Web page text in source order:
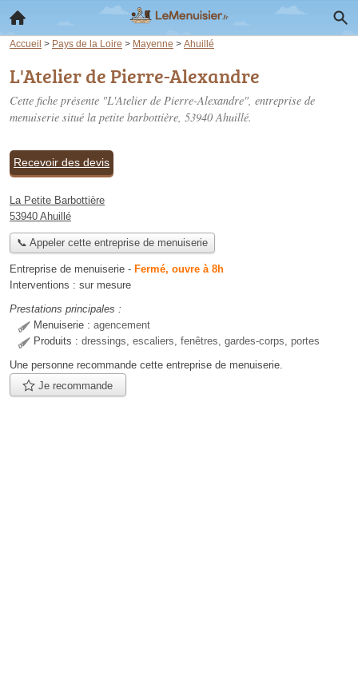
Accueil > Pays de la Loire > Mayenne > Ahuillé
L'Atelier de Pierre-Alexandre
Cette fiche présente "L'Atelier de Pierre-Alexandre", entreprise de
menuiserie situé la petite barbottière, 53940 Ahuillé.
Recevoir des devis
La Petite Barbottière
53940 Ahuillé
📞 Appeler cette entreprise de menuiserie
Entreprise de menuiserie - Fermé, ouvre à 8h
Interventions : sur mesure
Prestations principales :
Menuiserie : agencement
Produits : dressings, escaliers, fenêtres, gardes-corps, portes
Une personne recommande cette entreprise de menuiserie.
Je recommande